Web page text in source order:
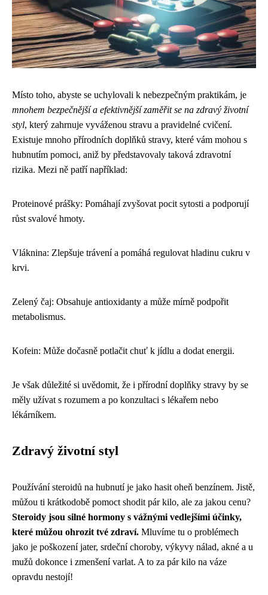
Místo toho, abyste se uchylovali k nebezpečným praktikám, je
mnohem bezpečnější a efektivnější zaměřit se na zdravý životní
styl, který zahrnuje vyváženou stravu a pravidelné cvičení.
Existuje mnoho přírodních doplňků stravy, které vám mohou s
hubnutím pomoci, aniž by představovaly taková zdravotní
rizika. Mezi ně patří například:
Proteinové prášky: Pomáhají zvyšovat pocit sytosti a podporují
růst svalové hmoty.
Vláknina: Zlepšuje trávení a pomáhá regulovat hladinu cukru v
krvi.
Zelený čaj: Obsahuje antioxidanty a může mírně podpořit
metabolismus.
Kofein: Může dočasně potlačit chuť k jídlu a dodat energii.
Je však důležité si uvědomit, že i přírodní doplňky stravy by se
měly užívat s rozumem a po konzultaci s lékařem nebo
lékárníkem.
Zdravý životní styl
Používání steroidů na hubnutí je jako hasit oheň benzínem. Jistě,
můžou ti krátkodobě pomoct shodit pár kilo, ale za jakou cenu?
Steroidy jsou silné hormony s vážnými vedlejšími účinky,
které můžou ohrozit tvé zdraví. Mluvíme tu o problémech
jako je poškození jater, srdeční choroby, výkyvy nálad, akné a u
mužů dokonce i zmenšení varlat. A to za pár kilo na váze
opravdu nestojí!